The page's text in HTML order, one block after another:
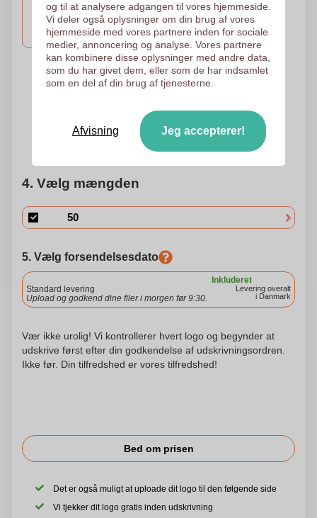
1 Farve
Tampotryk
40 x 8 mm
2 Farver
Tampotryk
40 x 8 mm
3 Farver
Tampotryk
40 x 8 mm
4 Farver
Quadrichromia -
58 x 6 mm
Hjælp mig med at vælge
4. Vælg mængden
5. Vælg forsendelsesdato
Inkluderet
Standard levering
Upload og godkend dine filer i morgen før 9:30.
Levering overalt
i Danmark
Vær ikke urolig! Vi kontrollerer hvert logo og begynder at
udskrive først efter din godkendelse af udskrivningsordren.
Ikke før. Din tilfredshed er vores tilfredshed!
Bed om prisen
Det er også muligt at uploade dit logo til den følgende side
Vi tjekker dit logo gratis inden udskrivning
og til at analysere adgangen til vores hjemmeside.
Vi deler også oplysninger om din brug af vores
hjemmeside med vores partnere inden for sociale
medier, annoncering og analyse. Vores partnere
kan kombinere disse oplysninger med andre data,
som du har givet dem, eller som de har indsamlet
som en del af din brug af tjenesterne.
Afvisning Jeg accepterer!